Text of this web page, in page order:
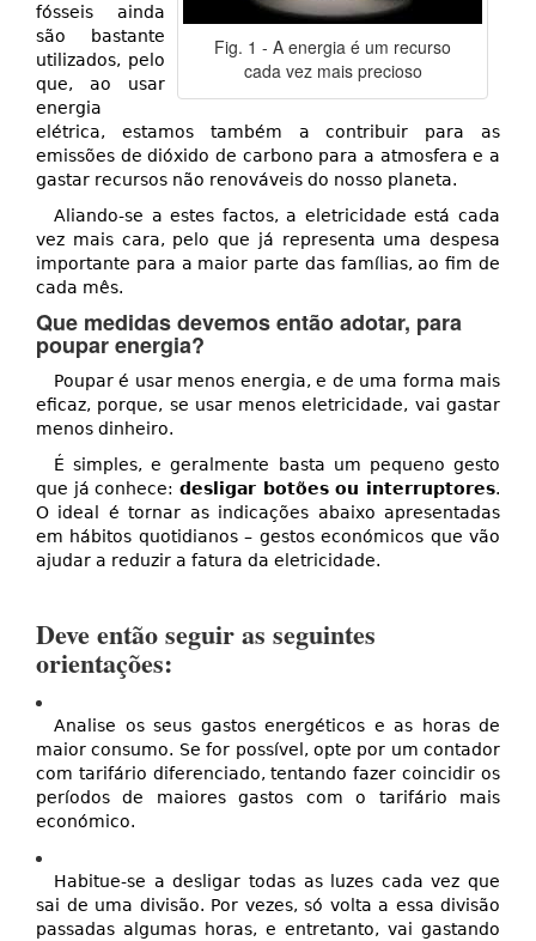
Fig. 1 - A energia é um recurso
cada vez mais precioso
fósseis ainda
são bastante
utilizados, pelo
que, ao usar
energia
elétrica, estamos também a contribuir para as
emissões de dióxido de carbono para a atmosfera e a
gastar recursos não renováveis do nosso planeta.
Aliando-se a estes factos, a eletricidade está cada
vez mais cara, pelo que já representa uma despesa
importante para a maior parte das famílias, ao fim de
cada mês.
Que medidas devemos então adotar, para
poupar energia?
Poupar é usar menos energia, e de uma forma mais
eficaz, porque, se usar menos eletricidade, vai gastar
menos dinheiro.
É simples, e geralmente basta um pequeno gesto
que já conhece: desligar botões ou interruptores.
O ideal é tornar as indicações abaixo apresentadas
em hábitos quotidianos – gestos económicos que vão
ajudar a reduzir a fatura da eletricidade.
Deve então seguir as seguintes
orientações:
Analise os seus gastos energéticos e as horas de
maior consumo. Se for possível, opte por um contador
com tarifário diferenciado, tentando fazer coincidir os
períodos de maiores gastos com o tarifário mais
económico.
Habitue-se a desligar todas as luzes cada vez que
sai de uma divisão. Por vezes, só volta a essa divisão
passadas algumas horas, e entretanto, vai gastando